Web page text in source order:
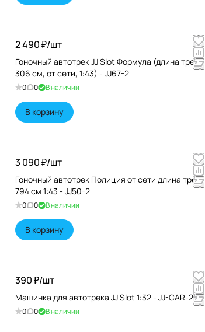
2 490 ₽/шт
Гоночный автотрек JJ Slot Формула (длина трека
306 см, от сети, 1:43) - JJ67-2
0 0 В наличии
В корзину
3 090 ₽/шт
Гоночный автотрек Полиция от сети длина трека
794 см 1:43 - JJ50-2
0 0 В наличии
В корзину
390 ₽/шт
Машинка для автотрека JJ Slot 1:32 - JJ-CAR-21
0 0 В наличии